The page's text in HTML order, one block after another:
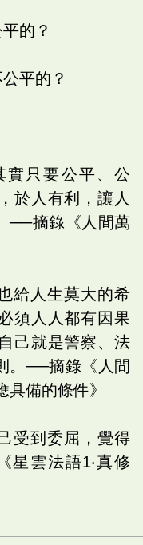
的？
平的？
實只要公平、公
於人有利，讓人
──摘錄《人間萬
給人生莫大的希
須人人都有因果
己就是警察、法
。──摘錄《人間
備的條件》
受到委屈，覺得
星雲法語1‧真修